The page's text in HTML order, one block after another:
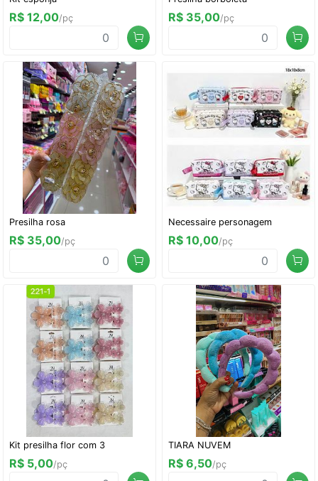
R$ 12,00/pç R$ 35,00/pç
Presilha rosa
R$ 35,00/pç
Necessaire personagem
R$ 10,00/pç
Kit presilha flor com 3
R$ 5,00/pç
TIARA NUVEM
R$ 6,50/pç